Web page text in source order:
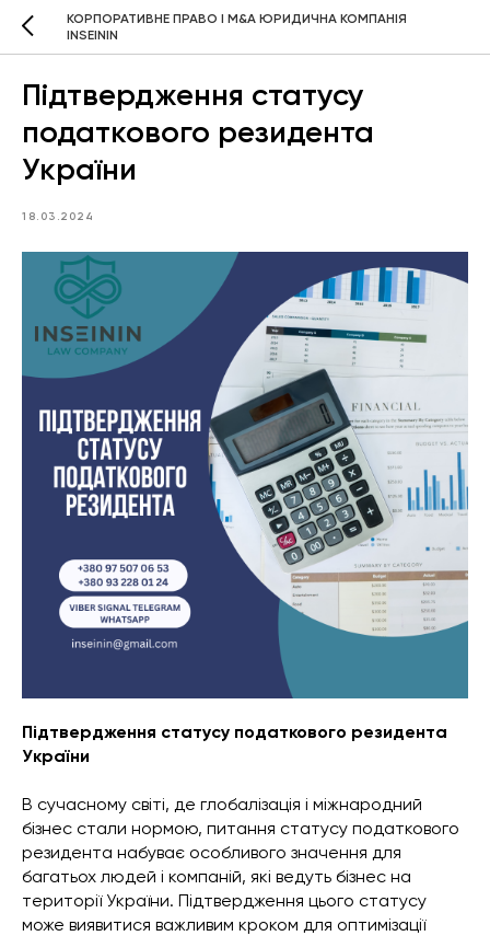
КОРПОРАТИВНЕ ПРАВО І M&A ЮРИДИЧНА КОМПАНІЯ
INSEININ
Підтвердження статусу
податкового резидента
України
18.03.2024
Підтвердження статусу податкового резидента
України
В сучасному світі, де глобалізація і міжнародний
бізнес стали нормою, питання статусу податкового
резидента набуває особливого значення для
багатьох людей і компаній, які ведуть бізнес на
території України. Підтвердження цього статусу
може виявитися важливим кроком для оптимізації